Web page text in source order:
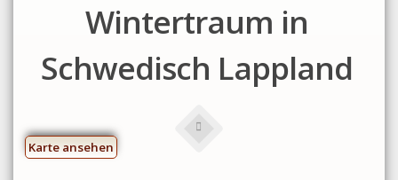
Wintertraum in
Schwedisch Lappland
Karte ansehen